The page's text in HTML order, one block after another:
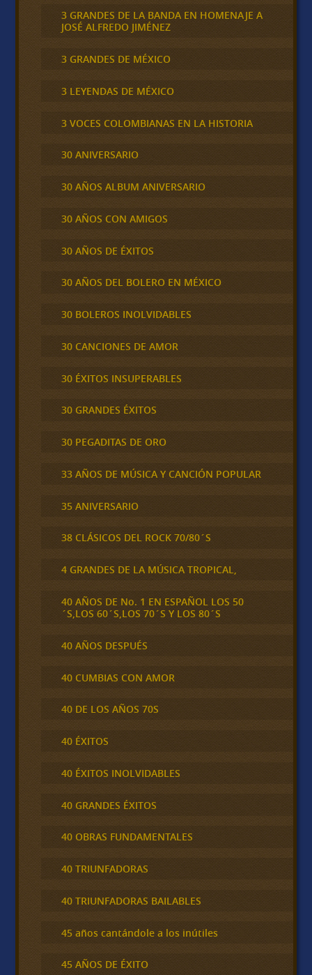
3 GRANDES DE LA BANDA EN HOMENAJE A
JOSÉ ALFREDO JIMÉNEZ
3 GRANDES DE MÉXICO
3 LEYENDAS DE MÉXICO
3 VOCES COLOMBIANAS EN LA HISTORIA
30 ANIVERSARIO
30 AÑOS ALBUM ANIVERSARIO
30 AÑOS CON AMIGOS
30 AÑOS DE ÉXITOS
30 AÑOS DEL BOLERO EN MÉXICO
30 BOLEROS INOLVIDABLES
30 CANCIONES DE AMOR
30 ÉXITOS INSUPERABLES
30 GRANDES ÉXITOS
30 PEGADITAS DE ORO
33 AÑOS DE MÚSICA Y CANCIÓN POPULAR
35 ANIVERSARIO
38 CLÁSICOS DEL ROCK 70/80´S
4 GRANDES DE LA MÚSICA TROPICAL,
40 AÑOS DE No. 1 EN ESPAÑOL LOS 50
´S,LOS 60´S,LOS 70´S Y LOS 80´S
40 AÑOS DESPUÉS
40 CUMBIAS CON AMOR
40 DE LOS AÑOS 70S
40 ÉXITOS
40 ÉXITOS INOLVIDABLES
40 GRANDES ÉXITOS
40 OBRAS FUNDAMENTALES
40 TRIUNFADORAS
40 TRIUNFADORAS BAILABLES
45 años cantándole a los inútiles
45 AÑOS DE ÉXITO